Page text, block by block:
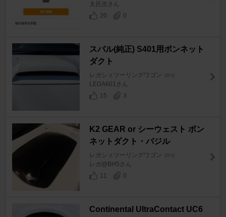
太呂次さん
20
0
スバル(純正) S401用ボンネット
ダクト
レガシィツーリングワゴン [BH]
LEGA601さん
15
3
K2 GEAR or シーウェスト ボン
ネットダクト・バジル
レガシィツーリングワゴン [BH]
レガ@BH5さん
11
0
Continental UltraContact UC6